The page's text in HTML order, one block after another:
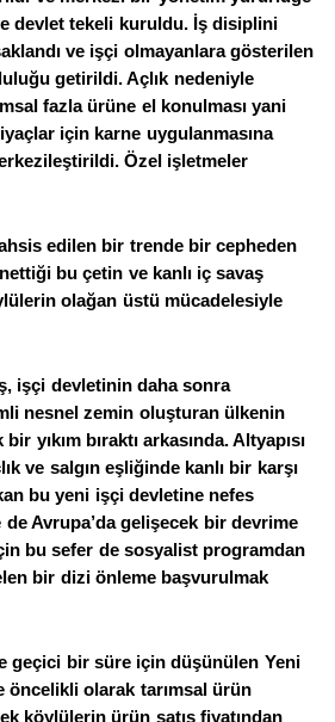
devlet tekeli kuruldu. İş disiplini
ve işçi olmayanlara gösterilen
getirildi. Açlık nedeniyle
fazla ürüne el konulması yani
için karne uygulanmasına
Özel işletmeler
edilen bir trende bir cepheden
bu çetin ve kanlı iç savaş
olağan üstü mücadelesiyle
işçi devletinin daha sonra
nesnel zemin oluşturan ülkenin
yıkım bıraktı arkasında. Altyapısı
ve salgın eşliğinde kanlı bir karşı
bu yeni işçi devletine nefes
Avrupa’da gelişecek bir devrime
bu sefer de sosyalist programdan
bir dizi önleme başvurulmak
geçici bir süre için düşünülen Yeni
öncelikli olarak tarımsal ürün
köylülerin ürün satış fiyatından